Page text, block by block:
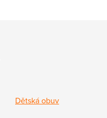
Dětská obuv